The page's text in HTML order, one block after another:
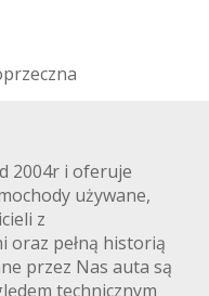
przeczna
2004r i oferuje
używane,
z
oraz pełną historią
przez Nas auta są
technicznym